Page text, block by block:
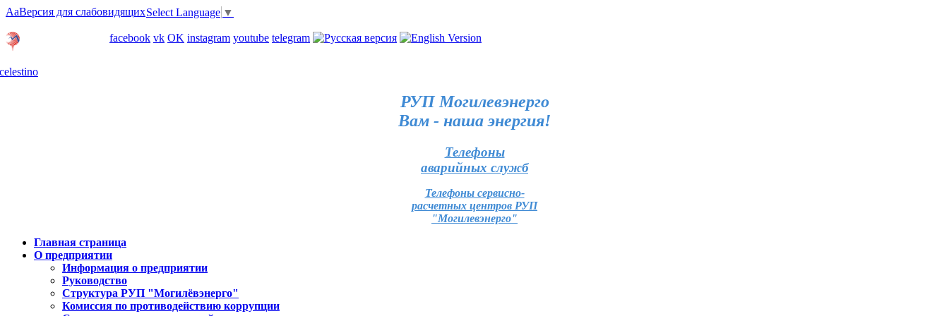
AaВерсия для слабовидящихSelect Language ▼
facebook vk OK instagram youtube telegram
РУП Могилевэнерго
Вам - наша энергия!
Телефоны
аварийных служб
Телефоны сервисно-
расчетных центров РУП
"Могилевэнерго"
Главная страница
О предприятии
Информация о предприятии
Руководство
Структура РУП "Могилёвэнерго"
Комиссия по противодействию коррупции